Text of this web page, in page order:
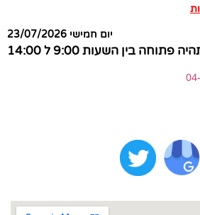
פתוחה בין השעות 9:00 ל 14:00